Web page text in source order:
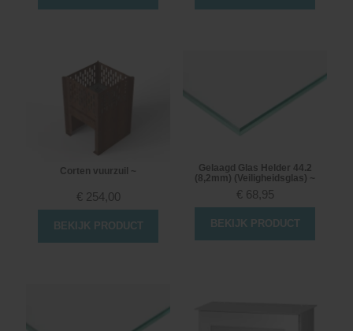
Corten vuurzuil ~
€ 254,00
BEKIJK PRODUCT
Gelaagd Glas Helder 44.2
(8,2mm) (Veiligheidsglas) ~
€ 68,95
BEKIJK PRODUCT